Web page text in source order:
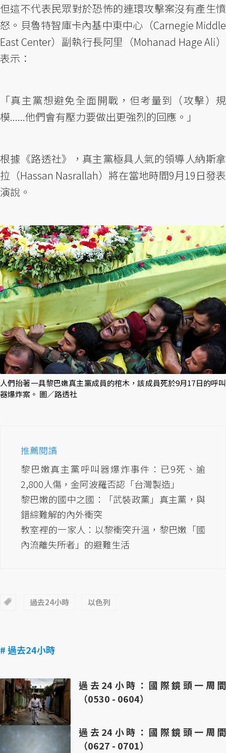
但這不代表民眾對於恐怖的連環攻擊案沒有產生憤
怒。貝魯特智庫卡內基中東中心（Carnegie Middle
East Center）副執行長阿里（Mohanad Hage Ali）
表示：
「真主黨想避免全面開戰，但考量到（攻擊）規
模......他們會有壓力要做出更強烈的回應。」
根據《路透社》，真主黨極具人氣的領導人納斯拿
拉（Hassan Nasrallah）將在當地時間9月19日發表
演說。
人們抬著一具黎巴嫩真主黨成員的棺木，該成員死於9月17日的呼叫
器爆炸案。 圖／路透社
推薦閱讀
黎巴嫩真主黨呼叫器爆炸事件：已9死、逾
2,800人傷，金阿波羅否認「台灣製造」
黎巴嫩的國中之國：「武裝政黨」真主黨，與
錯綜難解的內外衝突
教室裡的一家人：以黎衝突升溫，黎巴嫩「國
內流離失所者」的避難生活
過去24小時 以色列
# 過去24小時
過去24小時：國際鏡頭一周間
（0530 - 0604）
過去24小時：國際鏡頭一周間
（0627 - 0701）